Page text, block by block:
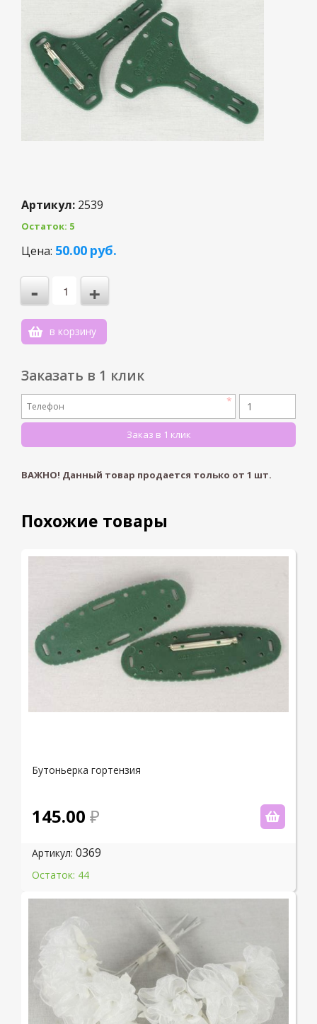
Артикул: 2539
Остаток: 5
Цена: 50.00 руб.
3
1
0
-1
+
-
в корзину
Заказать в 1 клик
ВАЖНО! Данный товар продается только от 1 шт.
Похожие товары
Бутоньерка гортензия
145.00
Артикул: 0369
Остаток: 44